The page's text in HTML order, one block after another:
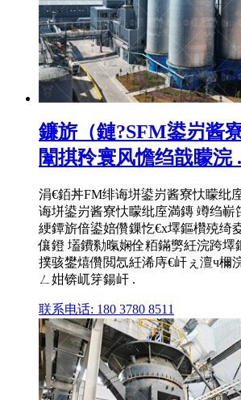
鐮旂（鏈?SFM鍙岃酱
闈掑矝寰风憺绉戠矇浣
涓€銆丼FM绯诲垪鍙岃酱寮忕矇纰
诲垪鍙岃酱寮忕矇纰庢満鏄 竴绉嶄
綆鐔旂偣鍙婄儹鏁忔€х墿鏂欑殑绮
儴鐙 壒鐨勬暣娴佺粨鏋勶紝浣跨墿
撲骇鐢熺儹閲忥紝浠庤€屽ぇ澶ч檷
ㄥ姏锛屼笌鍚屽 .
联系电话: 180 3780 8511